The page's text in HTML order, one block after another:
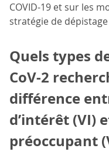
COVID-19 et sur les
stratégie de
Quels types
CoV-2
différence
d’intérêt (VI)
préoccupant